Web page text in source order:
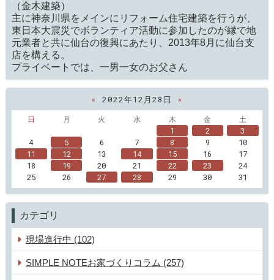
（金木建築）
主に神奈川県をメインにリフォーム住宅建築を行うが、
東日本大震災でボランティア活動に参加したのが縁で地
元業者と共に仙台の復興にあたり、2013年8月に仙台支
店を構える。
プライベートでは、一男一女のお父さん
« 2022年12月28日
»
日
月 火 水 木 金
土
1
2
3
4
5 6 7 8 9
10
11
12 13 14 15 16
17
18
19 20 21 22 23
24
25
26 27 28 29 30 31
カテゴリ
現場進行中 (102)
SIMPLE NOTEお家づくりコラム (257)